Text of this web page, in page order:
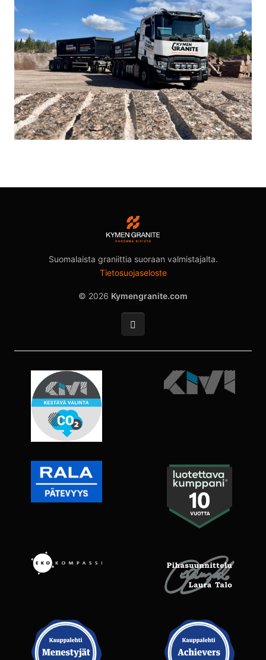
Suomalaista graniittia suoraan valmistajalta.
Tietosuojaseloste
© 2026 Kymengranite.com